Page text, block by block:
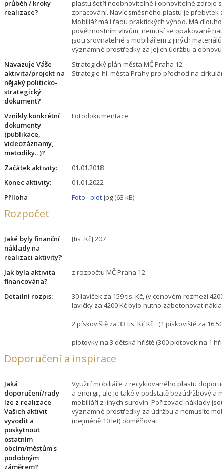
průběh / kroky
realizace?
plastu šetří neobnovitelné i obnovitelné zdroje
zpracování. Navíc směsného plastu je přebytek
Mobiliář má i řadu praktických výhod. Má
povětrnostním vlivům, nemusí se opakovaně
jsou srovnatelné s mobiliářem z jiných
významné prostředky za jejich údržbu a
Navazuje Váše
aktivita/projekt na
nějaký politicko-
strategický
dokument?
Strategický plán města MČ Praha 12
Strategie hl. města Prahy pro přechod na
Vznikly konkrétní
dokumenty
(publikace,
videozáznamy,
metodiky.. )?
Fotodokumentace
Začátek aktivity:
01.01.2018
Konec aktivity:
01.01.2022
Příloha
Foto - plotjpg (63 kB)
Rozpočet
Jaké byly finanční
náklady na
realizaci aktivity?
[tis. Kč] 207
Jak byla aktivita
financována?
z rozpočtu MČ Praha 12
Detailní rozpis:
30 laviček za 159 tis. Kč, (v cenovém rozmezí
lavičky za 4200 Kč bylo nutno zabetonovat
2 pískoviště za 33 tis. Kč Kč (1 pískoviště za 16
plotovky na 3 dětská hřiště (300 plotovek na 1
Doporučení a inspirace
Jaká
doporučení/rady
lze z realizace
Vašich aktivit
vyvodit a
poskytnout
ostatním
obcím/městům s
podobným
záměrem?
Využití mobiliáře z recyklovaného plastu
a energii, ale je také v podstatě bezúdržbový a
mobiliáři z jiných surovin. Pořizovací náklady
významné prostředky za údržbu a nemusíte
(nejméně 10 let) obměňovat.